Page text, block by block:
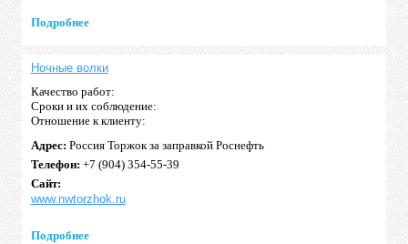
Подробнее
Ночные волки
Качество работ:
Сроки и их соблюдение:
Отношение к клиенту:
Адрес: Россия Торжок за заправкой Роснефть
Телефон: +7 (904) 354-55-39
Сайт:
www.nwtorzhok.ru
Подробнее